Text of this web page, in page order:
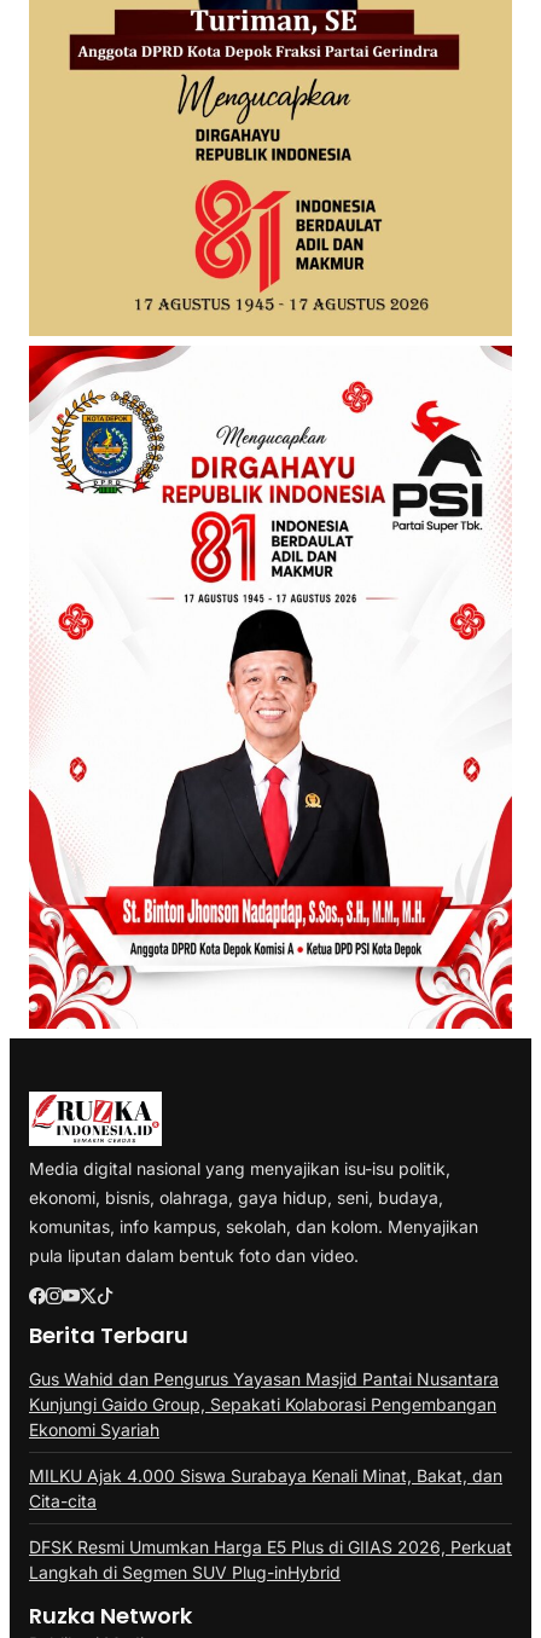
Media digital nasional yang menyajikan isu-isu politik,
ekonomi, bisnis, olahraga, gaya hidup, seni, budaya,
komunitas, info kampus, sekolah, dan kolom. Menyajikan
pula liputan dalam bentuk foto dan video.
Berita Terbaru
Gus Wahid dan Pengurus Yayasan Masjid Pantai Nusantara
Kunjungi Gaido Group, Sepakati Kolaborasi Pengembangan
Ekonomi Syariah
MILKU Ajak 4.000 Siswa Surabaya Kenali Minat, Bakat, dan
Cita-cita
DFSK Resmi Umumkan Harga E5 Plus di GIIAS 2026, Perkuat
Langkah di Segmen SUV Plug-inHybrid
Ruzka Network